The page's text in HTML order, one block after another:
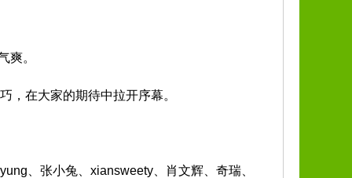
爽。
在大家的期待中拉开序幕。
、张小兔、xiansweety、肖文辉、奇瑞、